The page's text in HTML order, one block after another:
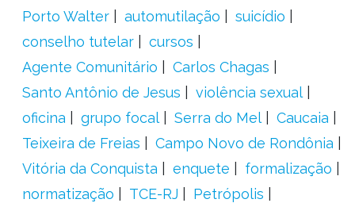
Porto Walter
automutilação
suicídio
conselho tutelar
cursos
Agente Comunitário
Carlos Chagas
Santo Antônio de Jesus
violência sexual
oficina
grupo focal Serra do Mel
Caucaia
Teixeira de Freias
Campo Novo de Rondônia
Vitória da Conquista
enquete
formalização
normatização
TCE-RJ
Petrópolis